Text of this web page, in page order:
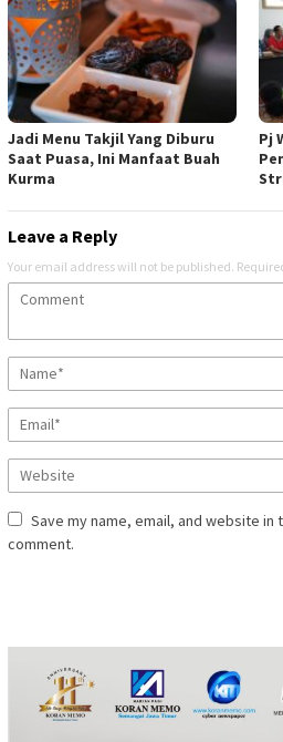
Jadi Menu Takjil Yang Diburu
Saat Puasa, Ini Manfaat Buah
Kurma
Pj
Leave a Reply
Your email address will not be published.
Save my name, email, and website
comment.